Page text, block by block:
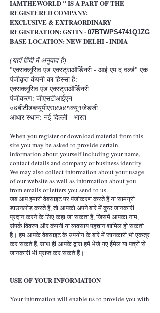
IAMTHEWORLD " IS A PART OF THE
REGISTERED COMPANY:
EXCLUSIVE & EXTRAORDINARY
REGISTRATION: GSTIN - 07BTWPS4741Q1ZG
BASE LOCATION: NEW DELHI - INDIA
(यहाँ हिंदी में अनुवाद है)
"एक्सक्लूसिव एंड एक्स्ट्राऑर्डिनरी - आई एम द वर्ल्ड" एक
पंजीकृत कंपनी का हिस्सा है:
एक्सक्लूसिव एंड एक्स्ट्राऑर्डिनरी
पंजीकरण: जीएसटीआईएन -
०७बीटीडब्ल्यूपीएस४७४१क्यू१जेडजी
आधार स्थान: नई दिल्ली - भारत
When you register or download material from this
site you may be asked to provide certain
information about yourself including your name,
contact details and company or business identity.
We may also collect information about your usage
of our website as well as information about you
from emails or letters you send to us.
जब आप हमारी वेबसाइट पर पंजीकरण करते हैं या सामग्री
डाउनलोड करते हैं, तो आपको अपने बारे में कुछ जानकारी
प्रदान करने के लिए कहा जा सकता है, जिसमें आपका नाम,
संपर्क विवरण और कंपनी या व्यवसाय पहचान शामिल हो सकती
है। हम आपके वेबसाइट के उपयोग के बारे में जानकारी भी एकत्र
कर सकते हैं, साथ ही आपके द्वारा हमें भेजे गए ईमेल या पत्रों से
जानकारी भी प्राप्त कर सकते हैं।
USE OF YOUR INFORMATION
Your information will enable us to provide you with